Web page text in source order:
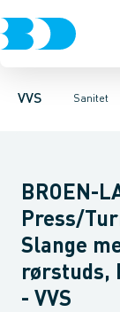
VVS Sanitet
Rør & fittings
Toiletter, sæder
Servanteventiler
BROEN-
Press/
Slange
rørstuds,
- VVS